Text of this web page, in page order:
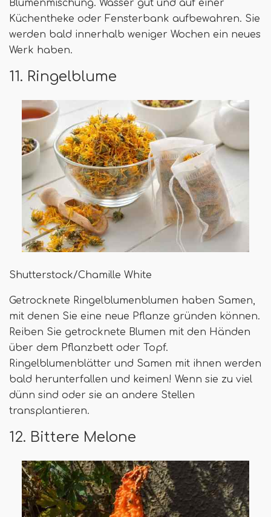
Blumenmischung. Wasser gut und auf einer
Küchentheke oder Fensterbank aufbewahren. Sie
werden bald innerhalb weniger Wochen ein neues
Werk haben.
11. Ringelblume
Shutterstock/Chamille White
Getrocknete Ringelblumenblumen haben Samen,
mit denen Sie eine neue Pflanze gründen können.
Reiben Sie getrocknete Blumen mit den Händen
über dem Pflanzbett oder Topf.
Ringelblumenblätter und Samen mit ihnen werden
bald herunterfallen und keimen! Wenn sie zu viel
dünn sind oder sie an andere Stellen
transplantieren.
12. Bittere Melone